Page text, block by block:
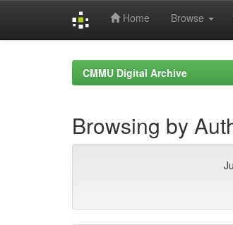
Home Browse
CMMU Digital Archive
Browsing by